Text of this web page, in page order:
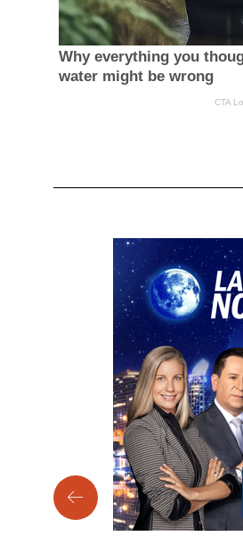
9:30 a.m. ET